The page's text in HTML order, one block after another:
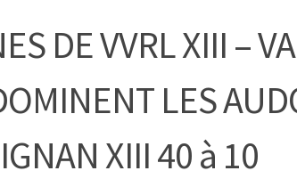
DE VVRL XIII –
LES
XIII 40 à 10